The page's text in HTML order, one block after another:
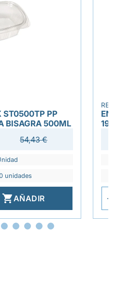
ST0500TP PP
BISAGRA 500ML
54,43 €
unidades
AÑADIR